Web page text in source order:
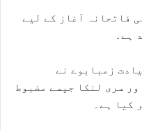
فاتحانہ آغاز کے لیے
ہے۔
زمبابوے نے
سری لنکا جیسے مضبوط
کیا ہے۔